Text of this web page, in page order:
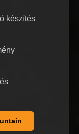
készítés